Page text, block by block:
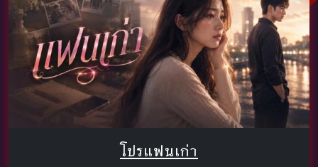
โปรแฟนเก่า